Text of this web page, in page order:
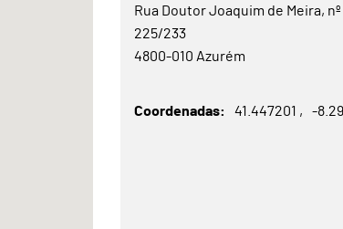
Rua Doutor Joaquim de Meira, nº
225/233
4800-010 Azurém
Coordenadas 41.447201 -